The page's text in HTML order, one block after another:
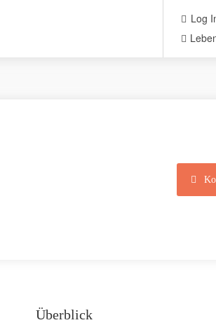
Log
Überblick